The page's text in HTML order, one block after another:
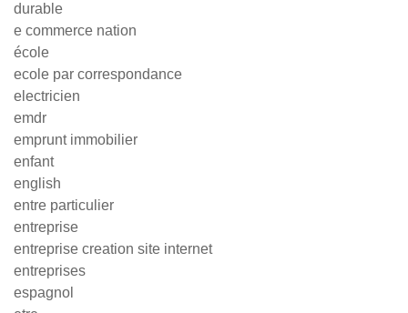
durable
e commerce nation
école
ecole par correspondance
electricien
emdr
emprunt immobilier
enfant
english
entre particulier
entreprise
entreprise creation site internet
entreprises
espagnol